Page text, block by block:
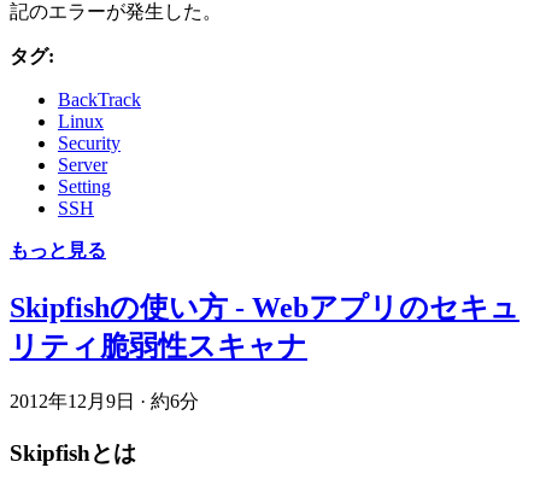
記のエラーが発生した。
タグ:
BackTrack
Linux
Security
Server
Setting
SSH
もっと見る
Skipfishの使い方 - Webアプリのセキュ
リティ脆弱性スキャナ
2012年12月9日 · 約6分
Skipfishとは